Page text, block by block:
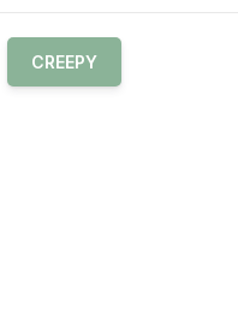
CREEPY